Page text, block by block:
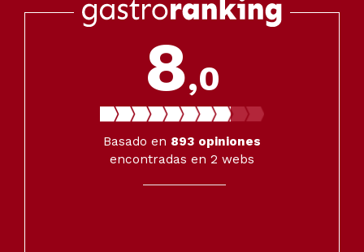
8,0
Basado en 893 opiniones
encontradas en 2 webs